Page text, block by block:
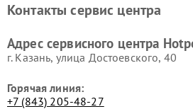
Hotpoint Ariston
Ariston
Контакты сервис центра
Адрес сервисного центра
г. Казань, улица Достоевского, 40
Горячая линия:
+7 (843) 205-48-27